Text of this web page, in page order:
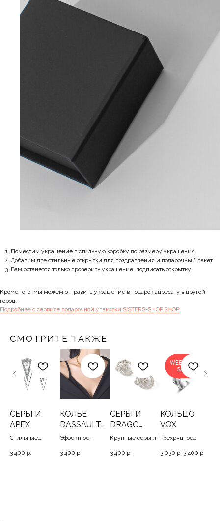
Поместим украшение в стильную коробку по размеру украшения
Добавим две стильные открытки для поздравления и подарочный пакет
Вам останется только проверить украшение, подписать открытку
Кроме того, мы можем отправить украшение в подарок адресату в другой
город.
Подробнее о сервисе подарочной упаковки SISTERS-SHOP.SHOP
СМОТРИТЕ ТАКЖЕ
СЕРЬГИ
APEX
Стильные
россыпью
3 400 р.
КОЛЬЕ
DASSAULT
GOLD
Эффектное
42
3 400 р.
СЕРЬГИ
DRAGO
SILVER
Крупные серьги-
жемчужиной, 3
3 400 р.
WEEKEND
SALE
КОЛЬЦО
VOX
Трехрядное
фианитами, 17
3 030 р. 3 400 р.